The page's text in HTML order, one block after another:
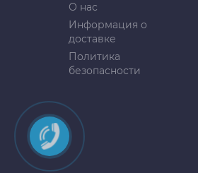
О нас
Информация о
доставке
Политика
безопасности